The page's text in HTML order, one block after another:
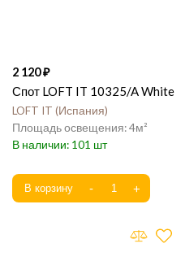
2 120
Спот LOFT IT 10325/A White
LOFT IT Испания
4
101